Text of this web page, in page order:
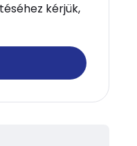
kérjük,